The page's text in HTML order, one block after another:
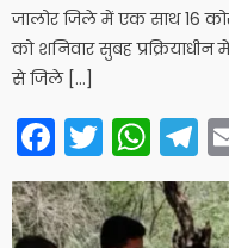
जालोर जिले में एक साथ 16
को शनिवार सुबह प्रक्रियाधीन
से जिले […]
Twitter